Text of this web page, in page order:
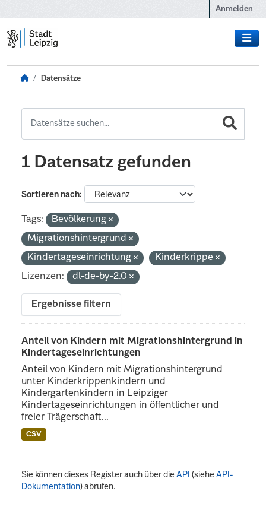
Anmelden
Datensätze
1 Datensatz gefunden
Sortieren nach
Tags:
Bevölkerung
Migrationshintergrund
Kindertageseinrichtung
Kinderkrippe
Lizenzen:
dl-de-by-2.0
Ergebnisse filtern
Anteil von Kindern mit Migrationshintergrund in
Kindertageseinrichtungen
Anteil von Kindern mit Migrationshintergrund
unter Kinderkrippenkindern und
Kindergartenkindern in Leipziger
Kindertageseinrichtungen in öffentlicher und
freier Trägerschaft...
CSV
Sie können dieses Register auch über dieAPI (sieheAPI-
Dokumentation) abrufen.